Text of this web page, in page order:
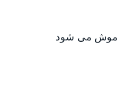
می شود